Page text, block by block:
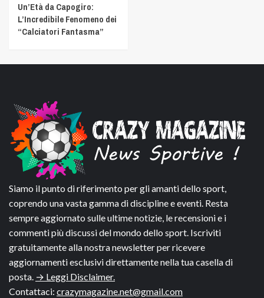
Un’Età da Capogiro:
L’Incredibile Fenomeno dei
“Calciatori Fantasma”
Siamo il punto di riferimento per gli amanti dello sport,
coprendo una vasta gamma di discipline e eventi. Resta
sempre aggiornato sulle ultime notizie, le recensioni e i
commenti più discussi del mondo dello sport. Iscriviti
gratuitamente alla nostra newsletter per ricevere
aggiornamenti esclusivi direttamente nella tua casella di
posta. → Leggi Disclaimer.
Contattaci: crazymagazine.net@gmail.com